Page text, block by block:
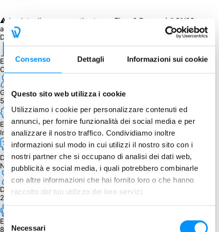
Consenso Dettagli Informazioni sui cookie
Questo sito web utilizza i cookie
Utilizziamo i cookie per personalizzare contenuti ed
annunci, per fornire funzionalità dei social media e per
analizzare il nostro traffico. Condividiamo inoltre
informazioni sul modo in cui utilizzi il nostro sito con i
nostri partner che si occupano di analisi dei dati web,
pubblicità e social media, i quali potrebbero combinarle
con altre informazioni che hai fornito loro o che hanno
raccolto dal tuo utilizzo dei loro servizi.
Selezione
delNecessari
⚠️ La data di consegna stimata per Tiger & Dragon è il 31/08,
acquistandolo spediremo quando disponibile quest'ultimo.
Dettagli
Editore
Oink Games
Giocatori
5 - 10
Edizione
Inglese
Dipendenza dalla lingua
Nessuna
Durata
20 min.
Età
8+